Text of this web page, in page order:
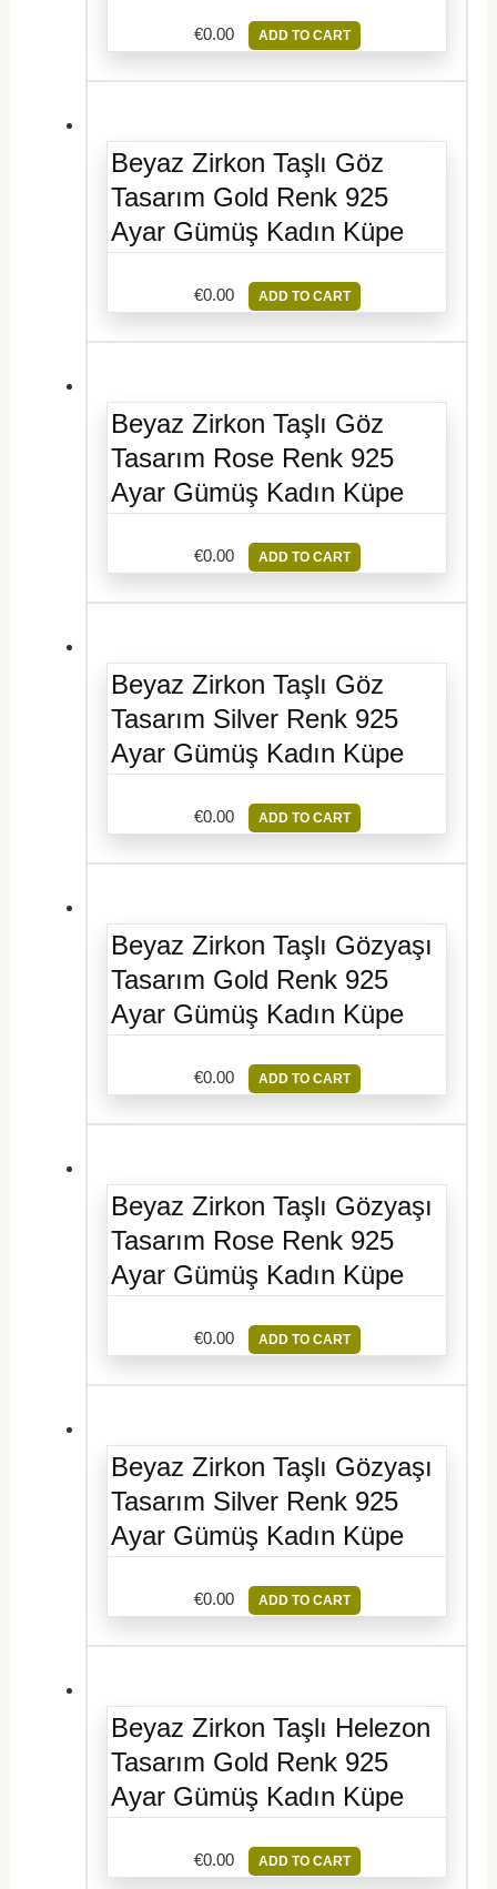
€0.00 ADD TO CART
Beyaz Zirkon Taşlı Göz
Tasarım Gold Renk 925
Ayar Gümüş Kadın Küpe
€0.00 ADD TO CART
Beyaz Zirkon Taşlı Göz
Tasarım Rose Renk 925
Ayar Gümüş Kadın Küpe
€0.00 ADD TO CART
Beyaz Zirkon Taşlı Göz
Tasarım Silver Renk 925
Ayar Gümüş Kadın Küpe
€0.00 ADD TO CART
Beyaz Zirkon Taşlı Gözyaşı
Tasarım Gold Renk 925
Ayar Gümüş Kadın Küpe
€0.00 ADD TO CART
Beyaz Zirkon Taşlı Gözyaşı
Tasarım Rose Renk 925
Ayar Gümüş Kadın Küpe
€0.00 ADD TO CART
Beyaz Zirkon Taşlı Gözyaşı
Tasarım Silver Renk 925
Ayar Gümüş Kadın Küpe
€0.00 ADD TO CART
Beyaz Zirkon Taşlı Helezon
Tasarım Gold Renk 925
Ayar Gümüş Kadın Küpe
€0.00 ADD TO CART